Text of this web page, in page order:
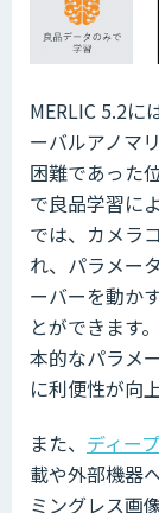
MERLIC 5.2に
ーバルアノマ
困難であった
で良品学習に
では、カメラ
れ、パラメー
ーバーを動か
とができます
本的なパラメ
に利便性が向
また、 ディー
載や外部機器
ミングレス画